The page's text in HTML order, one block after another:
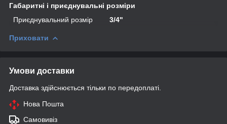
Габаритні і приєднувальні розміри
Приєднувальний розмір
3/4"
Приховати
Умови доставки
Доставка здійснюється тільки по передоплаті.
Нова Пошта
Самовивіз